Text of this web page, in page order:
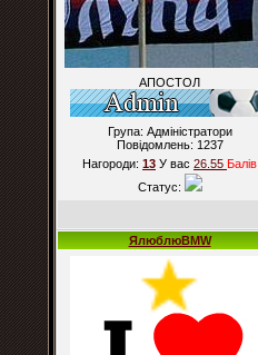
АПОСТОЛ
Група: Адміністратори
Повідомлень: 1237
Нагороди: 13 У вас 26.55 Балiв
Статус:
ЯлюблюBMW